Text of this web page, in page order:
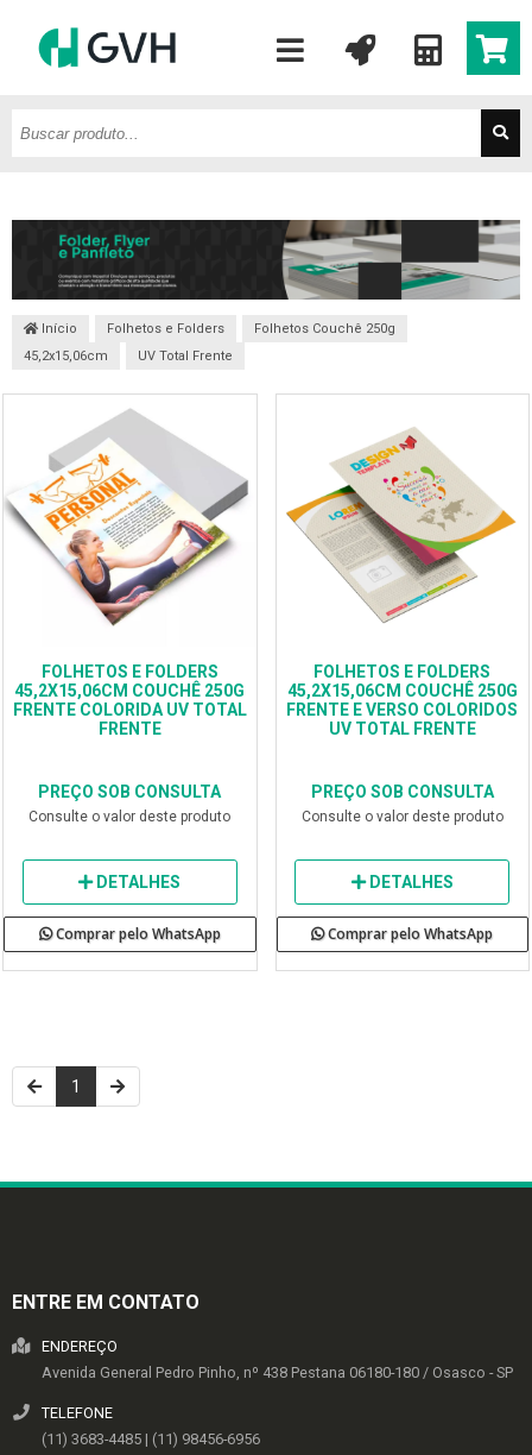
Início Folhetos e Folders
Folhetos Couchê 250g
45,2x15,06cm
UV Total Frente
FOLHETOS E FOLDERS
45,2X15,06CM COUCHÊ 250G
FRENTE COLORIDA UV TOTAL
FRENTE
PREÇO SOB CONSULTA
Consulte o valor deste produto
DETALHES
Comprar pelo WhatsApp
FOLHETOS E FOLDERS
45,2X15,06CM COUCHÊ 250G
FRENTE E VERSO COLORIDOS
UV TOTAL FRENTE
PREÇO SOB CONSULTA
Consulte o valor deste produto
DETALHES
Comprar pelo WhatsApp
1
ENTRE EM CONTATO
ENDEREÇO
Avenida General Pedro Pinho, nº 438 Pestana 06180-180 / Osasco - SP
TELEFONE
(11) 3683-4485 | (11) 98456-6956